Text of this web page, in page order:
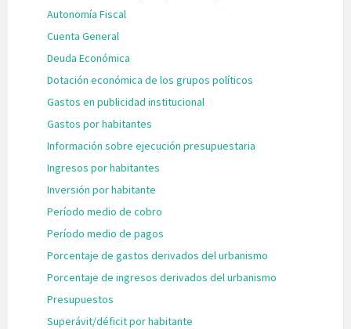
Autonomía Fiscal
Cuenta General
Deuda Económica
Dotación económica de los grupos políticos
Gastos en publicidad institucional
Gastos por habitantes
Información sobre ejecución presupuestaria
Ingresos por habitantes
Inversión por habitante
Período medio de cobro
Período medio de pagos
Porcentaje de gastos derivados del urbanismo
Porcentaje de ingresos derivados del urbanismo
Presupuestos
Superávit/déficit por habitante